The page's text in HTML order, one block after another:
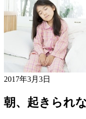
2017年3月3日
朝、起きられ